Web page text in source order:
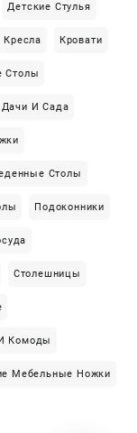
Детские Стулья
Кресла Кровати
Столы
И Сада
Столы
Подоконники
Столешницы
Комоды
Мебельные Ножки